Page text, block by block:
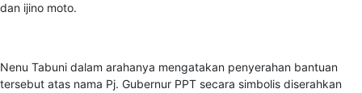
dan ijino moto.
Nenu Tabuni dalam arahanya mengatakan penyerahan bantuan
tersebut atas nama Pj. Gubernur PPT secara simbolis diserahkan